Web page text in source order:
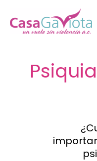
contenido